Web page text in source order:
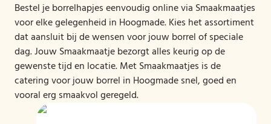
Bestel je borrelhapjes eenvoudig online via Smaakmaatjes
voor elke gelegenheid in Hoogmade. Kies het assortiment
dat aansluit bij de wensen voor jouw borrel of speciale
dag. Jouw Smaakmaatje bezorgt alles keurig op de
gewenste tijd en locatie. Met Smaakmaatjes is de
catering voor jouw borrel in Hoogmade snel, goed en
vooral erg smaakvol geregeld.